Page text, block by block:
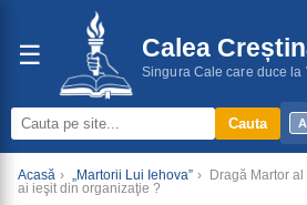
☰ Calea
Singura Cale care duce la
A
Cauta
Acasă › „Martorii Lui Iehova” ›
Dragă Martor
ai ieşit din organizaţie ?